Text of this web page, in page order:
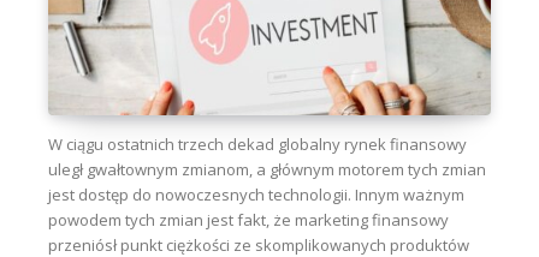
W ciągu ostatnich trzech dekad globalny rynek finansowy
uległ gwałtownym zmianom, a głównym motorem tych zmian
jest dostęp do nowoczesnych technologii. Innym ważnym
powodem tych zmian jest fakt, że marketing finansowy
przeniósł punkt ciężkości ze skomplikowanych produktów